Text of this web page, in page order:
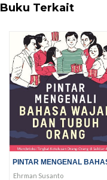
Buku Terkait
Ehrman Susanto